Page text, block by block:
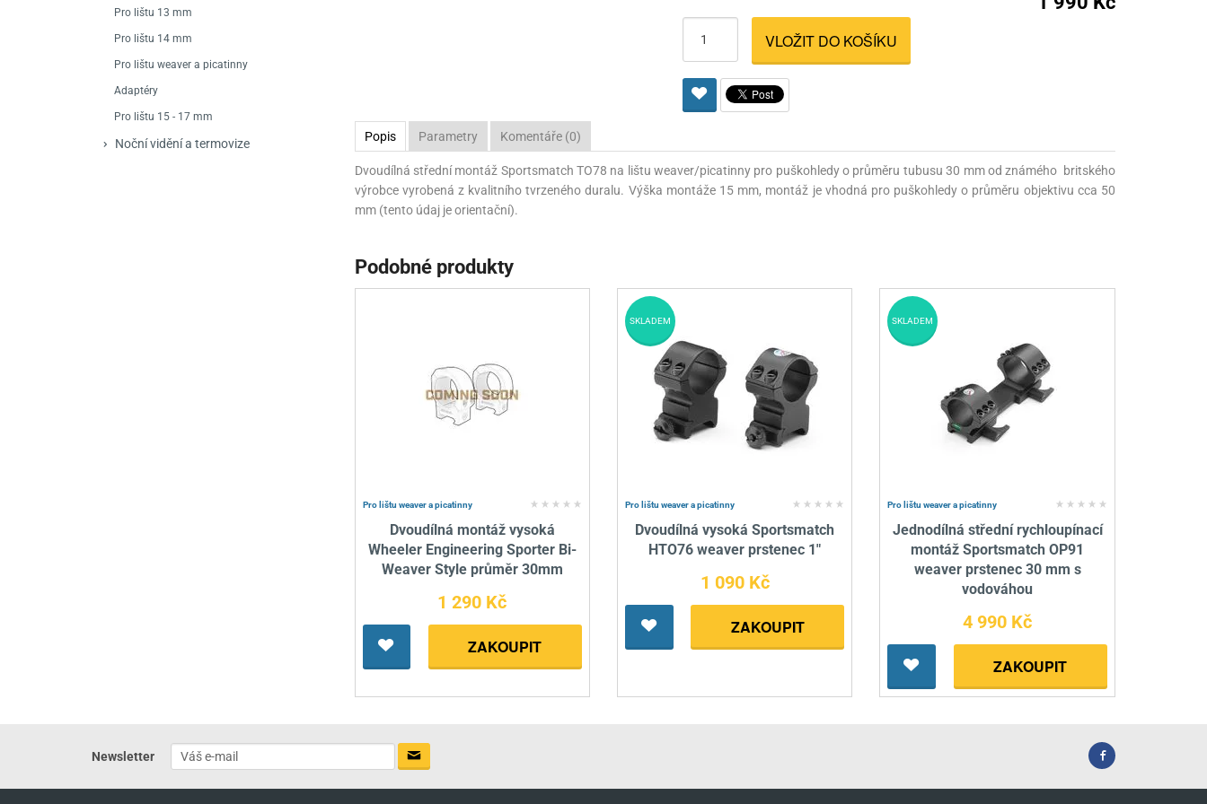
Brokovnice samonabíjecí
Pistole samonabíjecí
Mačety a sekery
Kuše
Obranné spreje
Pistolové a revolverové náboje
Malorážkové náboje
Ochranné prostředky
Rowan Engineering
Bipody, stolice a vaky
Pro perkusní zbraně
Svítilny
Pro lištu 13 mm
Pro lištu 14 mm
Pro lištu weaver a picatinny
Adaptéry
Pro lištu 15 - 17 mm
Noční vidění a termovize
VLOŽIT DO KOŠÍKU
Popis Parametry Komentáře (0)
Dvoudílná střední montáž Sportsmatch TO78 na lištu weaver/picatinny pro puškohledy o průměru tubusu 30 mm od známého britského
výrobce vyrobená z kvalitního tvrzeného duralu. Výška montáže 15 mm, montáž je vhodná pro puškohledy o průměru objektivu cca 50
mm (tento údaj je orientační).
Podobné produkty
Pro lištu weaver a picatinny
Dvoudílná montáž vysoká
Wheeler Engineering Sporter Bi-
Weaver Style průměr 30mm
1 290 Kč
ZAKOUPIT
Pro lištu weaver a picatinny
Dvoudílná vysoká Sportsmatch
HTO76 weaver prstenec 1"
1 090 Kč
ZAKOUPIT
SKLADEM
Pro lištu weaver a picatinny
Jednodílná střední rychloupínací
montáž Sportsmatch OP91
weaver prstenec 30 mm s
vodováhou
4 990 Kč
ZAKOUPIT
SKLADEM
Newsletter